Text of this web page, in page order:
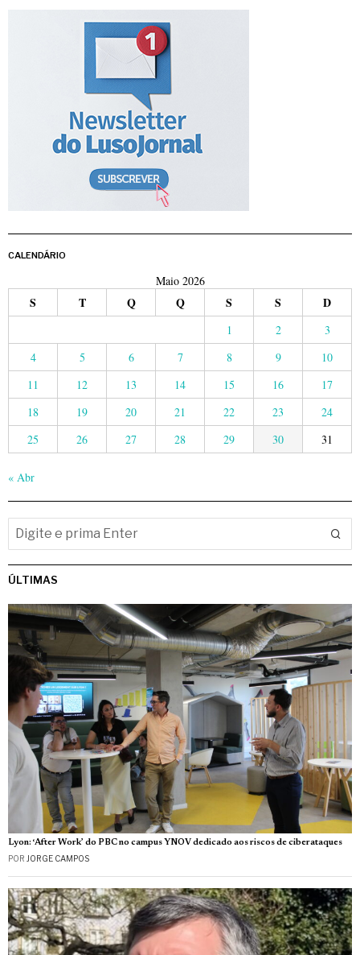
CALENDÁRIO
Maio 2026
S T Q Q S S D
1 2
3
4
5 6 7 8 9
10
11
12 13 14 15 16
17
18
19 20 21 22 23
24
25
26 27 28 29 30 31
« Abr
ÚLTIMAS
Lyon: ‘After Work’ do PBC no campus YNOV dedicado aos riscos de ciberataques
POR JORGE CAMPOS